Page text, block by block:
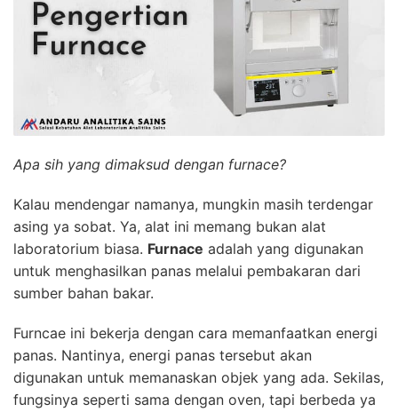
Apa sih yang dimaksud dengan furnace?
Kalau mendengar namanya, mungkin masih terdengar
asing ya sobat. Ya, alat ini memang bukan alat
laboratorium biasa. Furnace adalah yang digunakan
untuk menghasilkan panas melalui pembakaran dari
sumber bahan bakar.
Furncae ini bekerja dengan cara memanfaatkan energi
panas. Nantinya, energi panas tersebut akan
digunakan untuk memanaskan objek yang ada. Sekilas,
fungsinya seperti sama dengan oven, tapi berbeda ya